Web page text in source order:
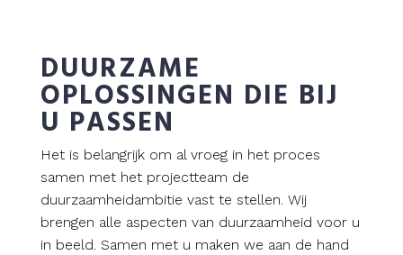
DUURZAME
OPLOSSINGEN DIE BIJ
U PASSEN
Het is belangrijk om al vroeg in het proces
samen met het projectteam de
duurzaamheidambitie vast te stellen. Wij
brengen alle aspecten van duurzaamheid voor u
in beeld. Samen met u maken we aan de hand